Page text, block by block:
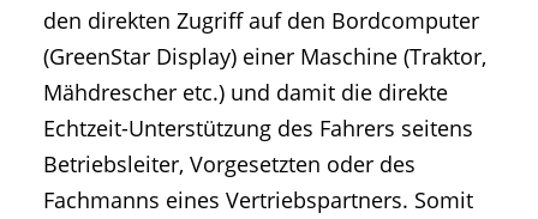
den direkten Zugriff auf den Bordcomputer
(GreenStar Display) einer Maschine (Traktor,
Mähdrescher etc.) und damit die direkte
Echtzeit-Unterstützung des Fahrers seitens
Betriebsleiter, Vorgesetzten oder des
Fachmanns eines Vertriebspartners. Somit